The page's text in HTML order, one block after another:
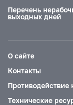
Перечень
выходных дней
О сайте
Контакты
Противодействие
Технические